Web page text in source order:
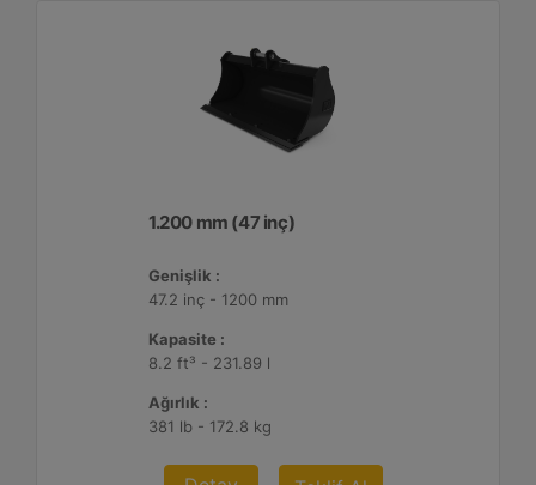
1.200 mm (47 inç)
Genişlik :
47.2 inç - 1200 mm
Kapasite :
8.2 ft³ - 231.89 l
Ağırlık :
381 lb - 172.8 kg